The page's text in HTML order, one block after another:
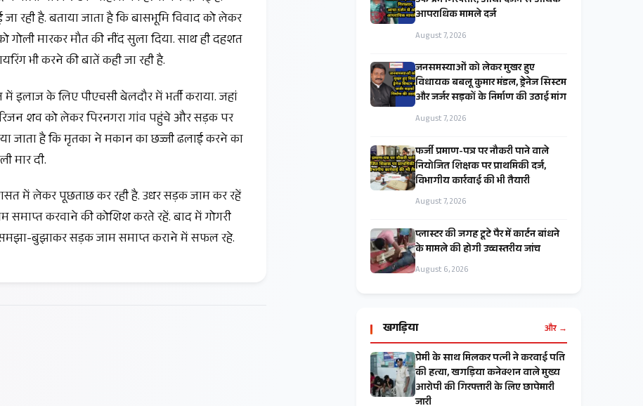
जा रही है. बताया जाता है कि बासभूमि विवाद को लेकर
गोली मारकर मौत की नींद सुला दिया. साथ ही दहशत
भी करने की बातें कही जा रही है.
के लिए पीएचसी बेलदौर में भर्ती कराया. जहां
शव को लेकर पिरनगरा गांव पहुंचे और सड़क पर
जाता है कि मृतका ने मकान का छज्जी ढलाई करने का
मार दी.
में लेकर पूछताछ कर रही है. उधर सड़क जाम कर रहें
समाप्त करवाने की कोशिश करते रहें. बाद में गोगरी
बुझाकर सड़क जाम समाप्त कराने में सफल रहे.
आपराधिक मामले दर्ज
August 7, 2026
जनसमस्याओं को लेकर मुखर हुए
विधायक बबलू कुमार मंडल, ड्रेनेज सिस्टम
और जर्जर सड़कों के निर्माण की उठाई मांग
August 7, 2026
फर्जी प्रमाण-पत्र पर नौकरी पाने वाले
नियोजित शिक्षक पर प्राथमिकी दर्ज,
विभागीय कार्रवाई की भी तैयारी
August 7, 2026
प्लास्टर की जगह टूटे पैर में कार्टन बांधने
के मामले की होगी उच्चस्तरीय जांच
August 6, 2026
खगड़िया और →
प्रेमी के साथ मिलकर पत्नी ने करवाई पति
की हत्या, खगड़िया कनेक्शन वाले मुख्य
आरोपी की गिरफ्तारी के लिए छापेमारी